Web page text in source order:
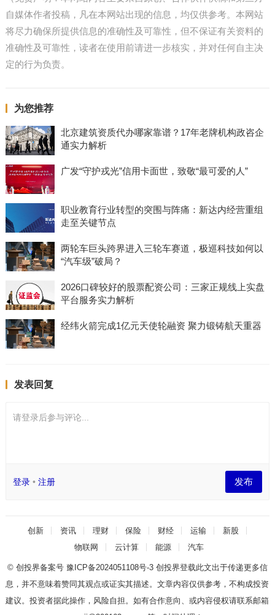
自媒体作者投稿，凡在本网站出现的信息，均仅供参考。本网站
将尽力确保所提供信息的准确性及可靠性，但不保证有关资料的
准确性及可靠性，读者在使用前请进一步核实，并对任何自主决
定的行为负责。
为您推荐
北京建筑资质代办哪家靠谱？17年老牌机构政咨企
通实力解析
广发“守护戎光”信用卡面世，致敬“最可爱的人”
职业教育行业转型的突围与阵痛：新达内经营重组
走至关键节点
两轮车巨头跨界进入三轮车赛道，极巡科技如何以
“汽车级”破局？
2026口碑较好的股票配资公司：三家正规线上实盘
平台服务实力解析
经纬火箭完成1亿元天使轮融资 聚力锻铸航天重器
发表回复
请登录后参与评论...
登录• 注册 发布
创新 资讯 理财 保险 财经 运输
新股
物联网
云计算 能源 汽车
© 创投界备案号 豫ICP备2024051108号-3 创投界登载此文出于传递更多信
息，并不意味着赞同其观点或证实其描述。文章内容仅供参考，不构成投资
建议。投资者据此操作，风险自担。如有合作意向、或内容侵权请联系邮箱